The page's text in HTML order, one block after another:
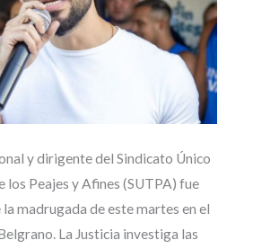
y dirigente del Sindicato Único
los Peajes y Afines (SUTPA) fue
madrugada de este martes en el
La Justicia investiga las